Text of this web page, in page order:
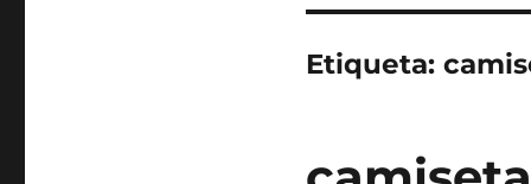
Etiqueta: